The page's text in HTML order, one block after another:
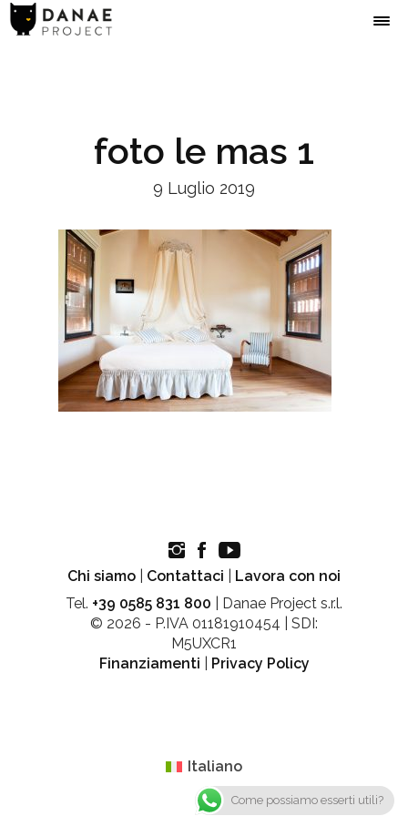
foto le mas 1
9 Luglio 2019
Chi siamo Contattaci
Lavora con noi
Tel. +39 0585 831 800 | Danae Project s.r.l.
© 2026 - P.IVA 01181910454 | SDI:
M5UXCR1
Finanziamenti
Privacy Policy
Come possiamo esserti utili?
Italiano